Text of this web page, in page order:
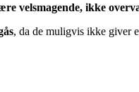
velsmagende, ikke
, da de muligvis ikke giver